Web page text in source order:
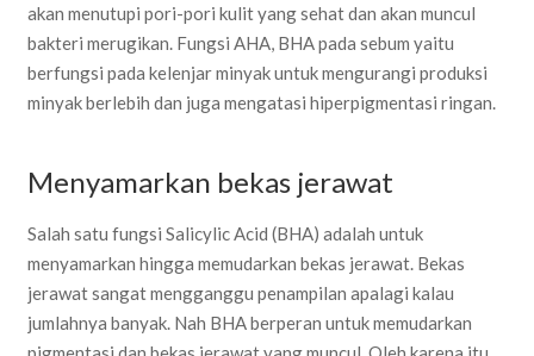
akan menutupi pori-pori kulit yang sehat dan akan muncul
bakteri merugikan. Fungsi AHA, BHA pada sebum yaitu
berfungsi pada kelenjar minyak untuk mengurangi produksi
minyak berlebih dan juga mengatasi hiperpigmentasi ringan.
Menyamarkan bekas jerawat
Salah satu fungsi Salicylic Acid (BHA) adalah untuk
menyamarkan hingga memudarkan bekas jerawat. Bekas
jerawat sangat mengganggu penampilan apalagi kalau
jumlahnya banyak. Nah BHA berperan untuk memudarkan